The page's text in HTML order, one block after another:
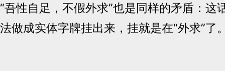
“吾性自足，不假外求”也是同样的矛盾：这
法做成实体字牌挂出来，挂就是在“外求”了